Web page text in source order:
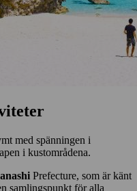
med spänningen i
i kustområdena.
Prefecture, som är känt
samlingspunkt för alla